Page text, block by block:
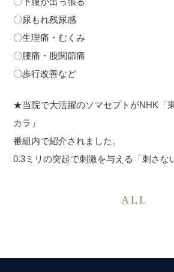
〇尿もれ残尿感
〇生理痛・むくみ
〇腰痛・股関節痛
〇歩行改善など
★当院で大活躍のソマセプトがNHK「
カラ」
番組内で紹介されました。
0.3ミリの突起で刺激を与える「刺さな
ALL